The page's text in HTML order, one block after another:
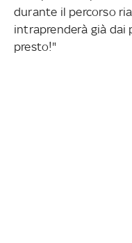
durante il percorso
intraprenderà già dai
presto!"